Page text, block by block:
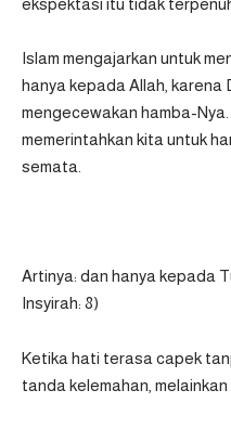
Islam mengajarkan untuk
hanya kepada Allah, karena
mengecewakan hamba-
memerintahkan kita untuk
semata.
Artinya: dan hanya kepada
Insyirah: 8)
Ketika hati terasa capek
tanda kelemahan,